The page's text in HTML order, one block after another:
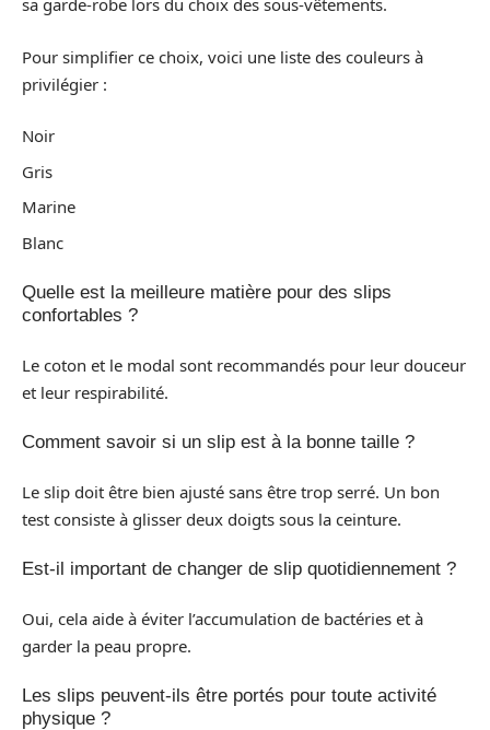
sa garde-robe lors du choix des sous-vêtements.
Pour simplifier ce choix, voici une liste des couleurs à
privilégier :
Noir
Gris
Marine
Blanc
Quelle est la meilleure matière pour des slips
confortables ?
Le coton et le modal sont recommandés pour leur douceur
et leur respirabilité.
Comment savoir si un slip est à la bonne taille ?
Le slip doit être bien ajusté sans être trop serré. Un bon
test consiste à glisser deux doigts sous la ceinture.
Est-il important de changer de slip quotidiennement ?
Oui, cela aide à éviter l’accumulation de bactéries et à
garder la peau propre.
Les slips peuvent-ils être portés pour toute activité
physique ?